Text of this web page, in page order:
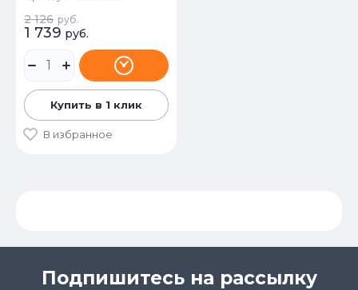
2 126 руб.
1 739 руб.
Купить в 1 клик
В избранное
Подпишитесь на рассылку